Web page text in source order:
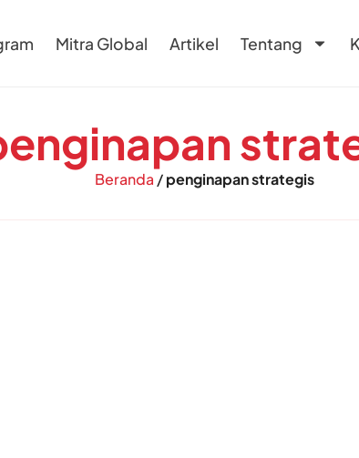
Mitra Global Artikel Tentang
Beranda /penginapan strategis